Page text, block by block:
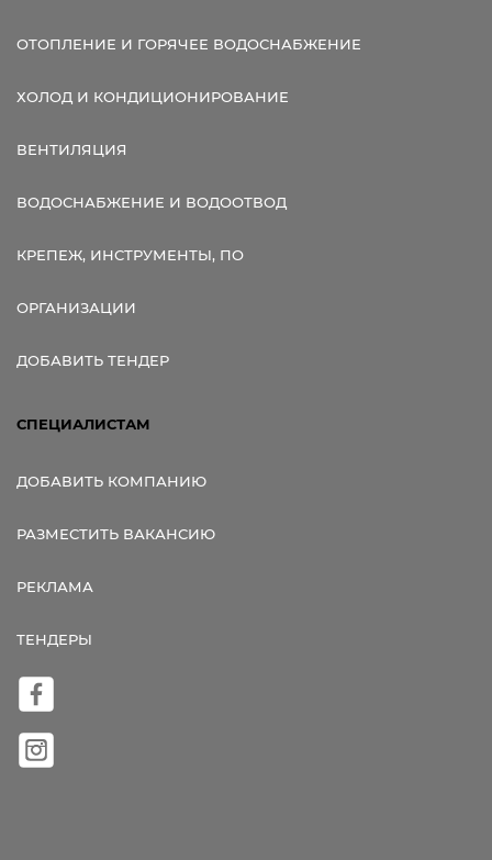
ОТОПЛЕНИЕ И ГОРЯЧЕЕ ВОДОСНАБЖЕНИЕ
ХОЛОД И КОНДИЦИОНИРОВАНИЕ
ВЕНТИЛЯЦИЯ
ВОДОСНАБЖЕНИЕ И ВОДООТВОД
КРЕПЕЖ, ИНСТРУМЕНТЫ, ПО
ОРГАНИЗАЦИИ
ДОБАВИТЬ ТЕНДЕР
СПЕЦИАЛИСТАМ
ДОБАВИТЬ КОМПАНИЮ
РАЗМЕСТИТЬ ВАКАНСИЮ
РЕКЛАМА
ТЕНДЕРЫ